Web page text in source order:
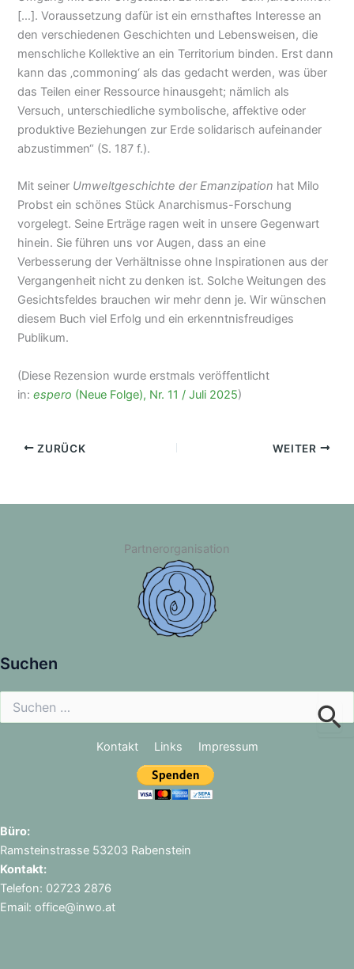
[…]. Voraussetzung dafür ist ein ernsthaftes Interesse an
den verschiedenen Geschichten und Lebensweisen, die
menschliche Kollektive an ein Territorium binden. Erst dann
kann das ‚commoning‘ als das gedacht werden, was über
das Teilen einer Ressource hinausgeht; nämlich als
Versuch, unterschiedliche symbolische, affektive oder
produktive Beziehungen zur Erde solidarisch aufeinander
abzustimmen“ (S. 187 f.).
Mit seiner Umweltgeschichte der Emanzipation hat Milo
Probst ein schönes Stück Anarchismus-Forschung
vorgelegt. Seine Erträge ragen weit in unsere Gegenwart
hinein. Sie führen uns vor Augen, dass an eine
Verbesserung der Verhältnisse ohne Inspirationen aus der
Vergangenheit nicht zu denken ist. Solche Weitungen des
Gesichtsfeldes brauchen wir mehr denn je. Wir wünschen
diesem Buch viel Erfolg und ein erkenntnisfreudiges
Publikum.
(Diese Rezension wurde erstmals veröffentlicht
in:espero (Neue Folge), Nr. 11 / Juli 2025)
ZURÜCK WEITER
Partnerorganisation
Suchen
nach:
Kontakt Links Impressum
Büro:
Ramsteinstrasse 53203 Rabenstein
Kontakt:
Telefon: 02723 2876
Email: office@inwo.at